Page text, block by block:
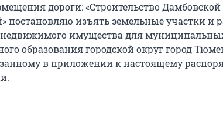
дороги: «Строительство Дамбовской
постановляю изъять земельные участки и
имущества для
образования городской округ город
в приложении к настоящему